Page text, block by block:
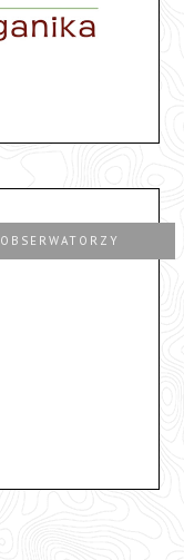
OBSERWATORZY